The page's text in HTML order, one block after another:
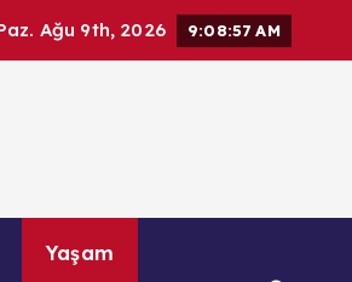
Ağu 9th, 2026 9:08:58 AM
Yaşam